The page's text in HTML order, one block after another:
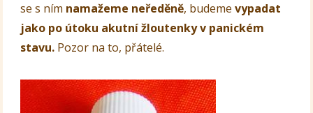
se s ním namažeme neředěně, budemevypadat
jako po útoku akutní žloutenky v panickém
stavu. Pozor na to, přátelé.